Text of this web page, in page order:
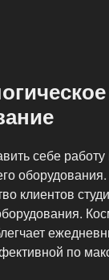
себе
клиентов
по